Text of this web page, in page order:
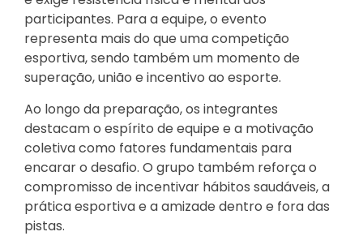
participantes. Para a equipe, o evento
representa mais do que uma competição
esportiva, sendo também um momento de
superação, união e incentivo ao esporte.
Ao longo da preparação, os integrantes
destacam o espírito de equipe e a motivação
coletiva como fatores fundamentais para
encarar o desafio. O grupo também reforça o
compromisso de incentivar hábitos saudáveis, a
prática esportiva e a amizade dentro e fora das
pistas.